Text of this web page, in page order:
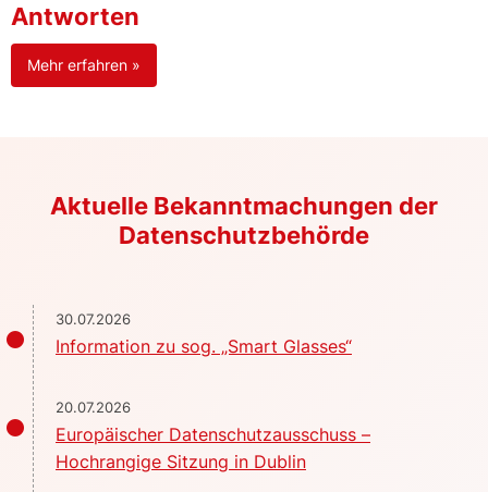
Antworten
Mehr erfahren »
Aktuelle Bekanntmachungen der
Datenschutzbehörde
30.07.2026
Information zu sog. „Smart Glasses“
20.07.2026
Europäischer Datenschutzausschuss –
Hochrangige Sitzung in Dublin